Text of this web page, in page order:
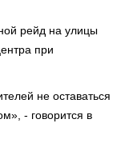
рейд на улицы
при
не оставаться
- говорится в